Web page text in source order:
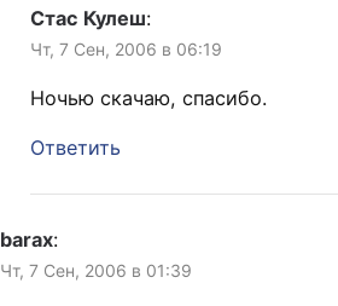
Стас Кулеш:
Чт, 7 Сен, 2006 в 06:19
Ночью скачаю, спасибо.
Ответить
barax:
Чт, 7 Сен, 2006 в 01:39